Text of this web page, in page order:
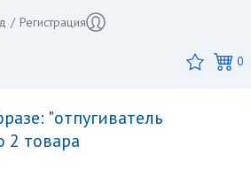
/ Регистрация
0
2 товара